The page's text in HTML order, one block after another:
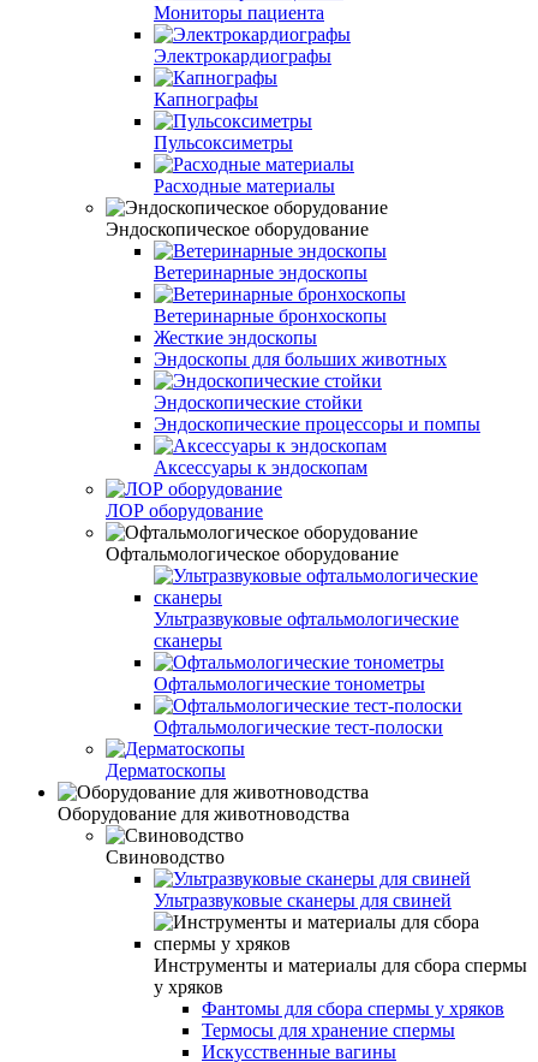
Мониторы пациента
Электрокардиографы
Капнографы
Пульсоксиметры
Расходные материалы
Эндоскопическое оборудование
Ветеринарные эндоскопы
Ветеринарные бронхоскопы
Жесткие эндоскопы
Эндоскопы для больших животных
Эндоскопические стойки
Эндоскопические процессоры и помпы
Аксессуары к эндоскопам
ЛОР оборудование
Офтальмологическое оборудование
Ультразвуковые офтальмологические
сканеры
Офтальмологические тонометры
Офтальмологические тест-полоски
Дерматоскопы
Оборудование для животноводства
Свиноводство
Ультразвуковые сканеры для свиней
Инструменты и материалы для сбора спермы
у хряков
Фантомы для сбора спермы у хряков
Термосы для хранение спермы
Искусственные вагины